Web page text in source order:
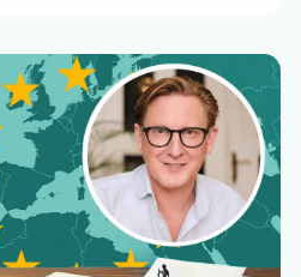
Eine erste
wurde
dem flustix-Standard
zertifiziert.
erfolgt auf Basis der
Definition von
REACH …